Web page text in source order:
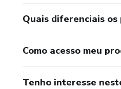
Quais diferenciais
Como acesso meu
Tenho interesse